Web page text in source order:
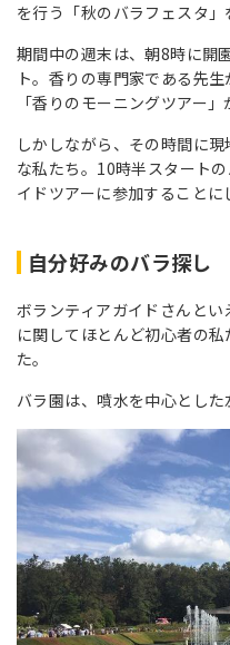
を行う「秋のバラフェスタ」
期間中の週末は、朝8時に開
ト。香りの専門家である先
「香りのモーニングツアー」
しかしながら、その時間に
な私たち。10時半スタート
イドツアーに参加することに
自分好みのバラ探し
ボランティアガイドさんと
に関してほとんど初心者の
た。
バラ園は、噴水を中心とした